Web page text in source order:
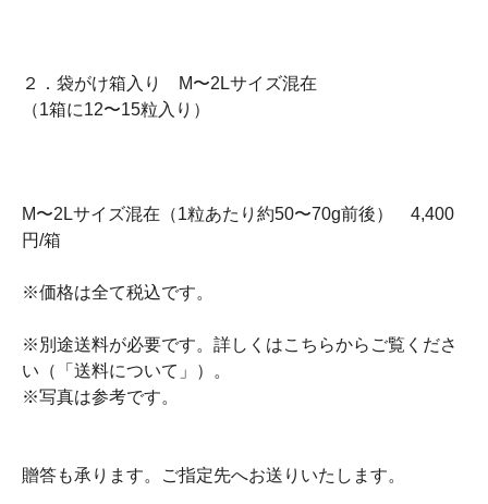
２．袋がけ箱入り M〜2Lサイズ混在
（1箱に12〜15粒入り）
M〜2Lサイズ混在（1粒あたり約50〜70g前後） 4,400
円/箱
※価格は全て税込です。
※別途送料が必要です。詳しくはこちらからご覧くださ
い（「送料について」）。
※写真は参考です。
贈答も承ります。ご指定先へお送りいたします。